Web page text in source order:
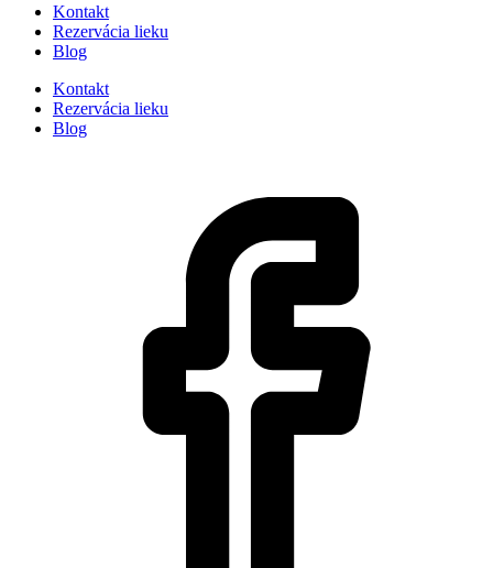
Kontakt
Rezervácia lieku
Blog
Kontakt
Rezervácia lieku
Blog